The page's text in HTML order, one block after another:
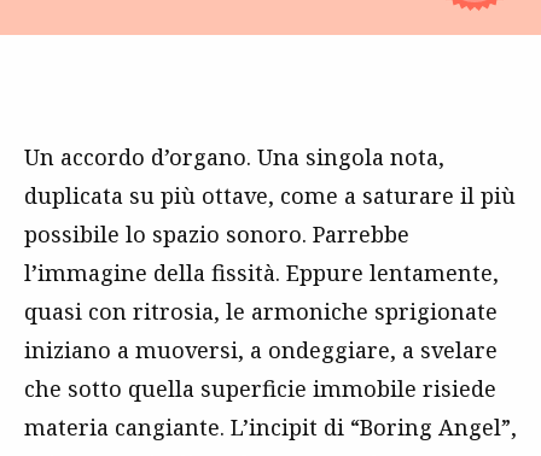
Un accordo d’organo. Una singola nota,
duplicata su più ottave, come a saturare il più
possibile lo spazio sonoro. Parrebbe
l’immagine della fissità. Eppure lentamente,
quasi con ritrosia, le armoniche sprigionate
iniziano a muoversi, a ondeggiare, a svelare
che sotto quella superficie immobile risiede
materia cangiante. L’incipit di “Boring Angel”,